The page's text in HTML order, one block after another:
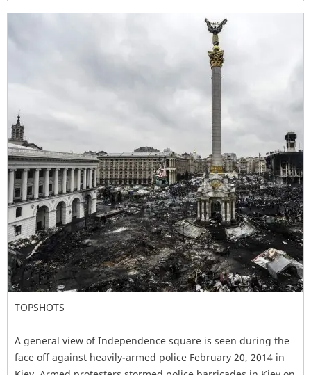
TOPSHOTS
A general view of Independence square is seen during the
face off against heavily-armed police February 20, 2014 in